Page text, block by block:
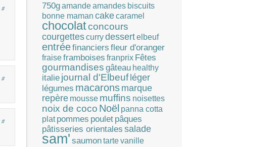
#
#
#
750gamandeamandes biscuits
bonne maman cakecaramel
chocolatconcours
courgettescurrydessertelbeuf
entréefinanciers fleur d'oranger
fraiseframboises franprix Fêtes
gourmandises gâteau healthy
italie journal d'Elbeuf léger
légumes macarons marque
repère mousse muffins noisettes
noix de coco Noël panna cotta
plat pommes poulet pâques
pâtisseries orientales salade
sam' saumontartevanille